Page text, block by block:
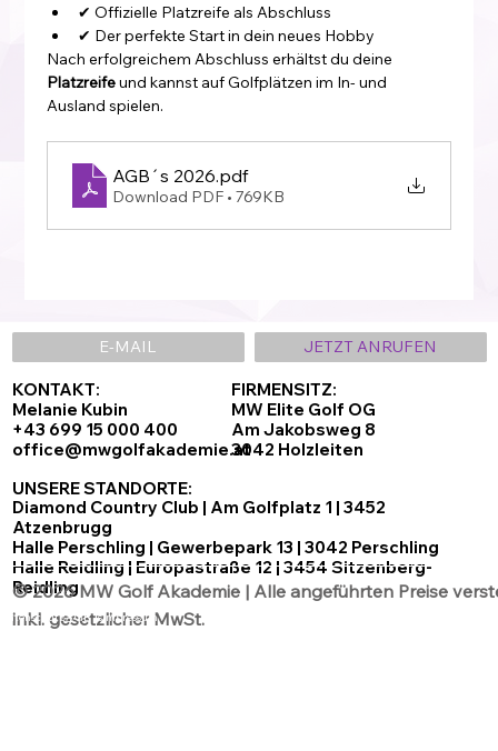
✔ Offizielle Platzreife als Abschluss
✔ Der perfekte Start in dein neues Hobby
Nach erfolgreichem Abschluss erhältst du deine
Platzreife und kannst auf Golfplätzen im In- und
Ausland spielen.
AGB´s 2026.pdf
Download PDF • 769KB
FIRMENSITZ:
MW Elite Golf OG
Am Jakobsweg 8
3042 Holzleiten
Diamond Country Club | Am Golfplatz 1 | 3452
Atzenbrugg
Halle Perschling | Gewerbepark 13 | 3042 Perschling
Halle Reidling | Europastraße 12 | 3454 Sitzenberg-
Reidling
UNSERE STANDORTE:
KONTAKT:
Melanie Kubin
+43 699 15 000 400
office@mwgolfakademie.at
JETZT ANRUFEN
© 2026 MW Golf Akademie | Alle angeführten Preise
inkl. gesetzlicher MwSt.
DatenschutzAGB´sImpressum
E-MAIL